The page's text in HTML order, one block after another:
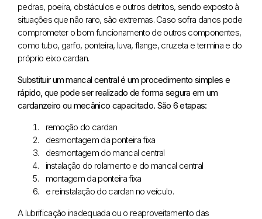
pedras, poeira, obstáculos e outros detritos, sendo exposto à
situações que não raro, são extremas. Caso sofra danos pode
comprometer o bom funcionamento de outros componentes,
como tubo, garfo, ponteira, luva, flange, cruzeta e termina e do
próprio eixo cardan.
Substituir um mancal central é um procedimento simples e
rápido, que pode ser realizado de forma segura em um
cardanzeiro ou mecânico capacitado. São 6 etapas:
remoção do cardan
desmontagem da ponteira fixa
desmontagem do mancal central
instalação do rolamento e do mancal central
montagem da ponteira fixa
e reinstalação do cardan no veículo.
A lubrificação inadequada ou o reaproveitamento das